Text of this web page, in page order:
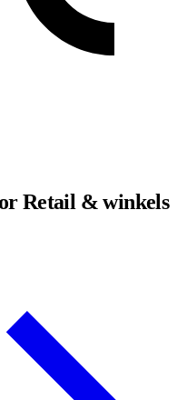
Retail & winkels